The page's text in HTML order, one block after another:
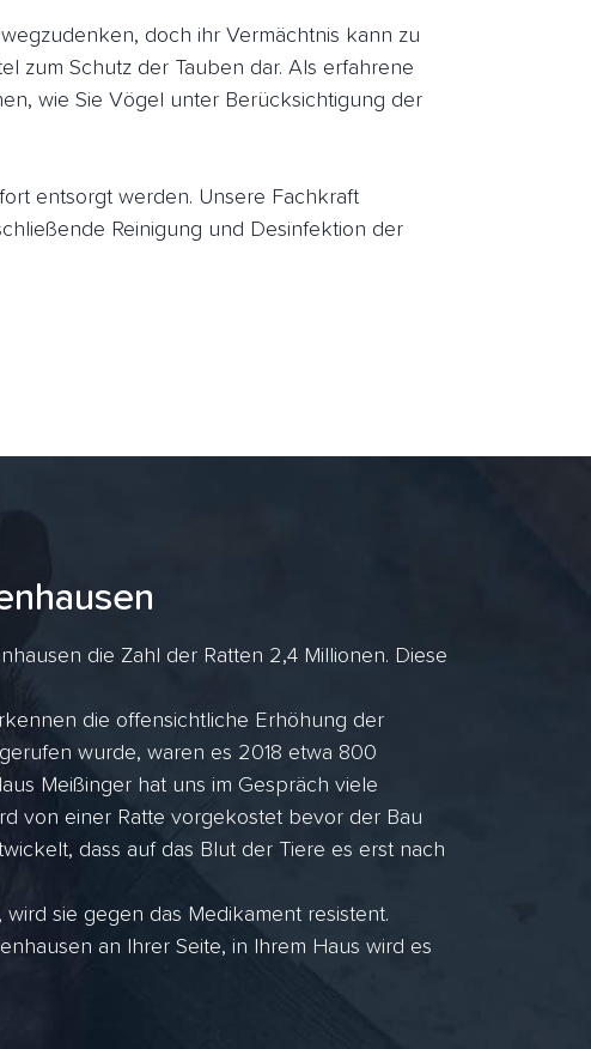
doch ihr Vermächtnis kann zu
zum Schutz der Tauben dar. Als erfahrene
wie Sie Vögel unter Berücksichtigung der
entsorgt werden. Unsere Fachkraft
Reinigung und Desinfektion der
die Zahl der Ratten 2,4 Millionen. Diese
die offensichtliche Erhöhung der
wurde, waren es 2018 etwa 800
Meißinger hat uns im Gespräch viele
von einer Ratte vorgekostet bevor der Bau
dass auf das Blut der Tiere es erst nach
sie gegen das Medikament resistent.
an Ihrer Seite, in Ihrem Haus wird es